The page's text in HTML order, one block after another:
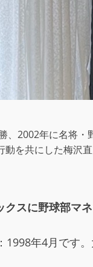
、2002年に名将
動を共にした梅沢
スに野球部マ
1998年4月です